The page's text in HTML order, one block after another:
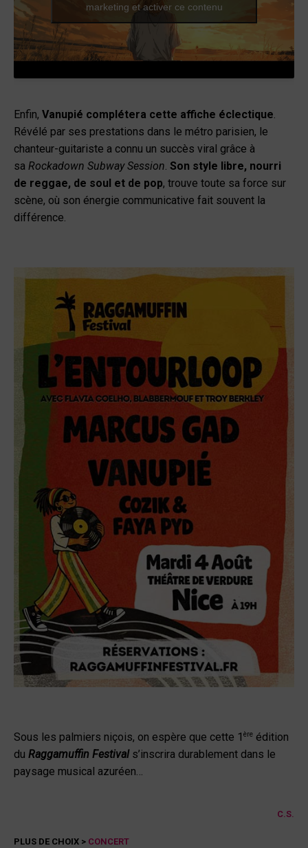
marketing et activer ce contenu
Enfin, Vanupié complétera cette affiche éclectique.
Révélé par ses prestations dans le métro parisien, le
chanteur-guitariste a connu un succès viral grâce à
sa Rockadown Subway Session. Son style libre, nourri
de reggae, de soul et de pop, trouve toute sa force sur
scène, où son énergie communicative fait souvent la
différence.
Sous les palmiers niçois, on espère que cette 1 ère édition
du Raggamuffin Festivals’inscrira durablement dans le
paysage musical azuréen…
C.S.
PLUS DE CHOIX > CONCERT